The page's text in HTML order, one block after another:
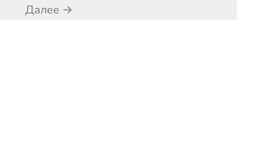
Далее →